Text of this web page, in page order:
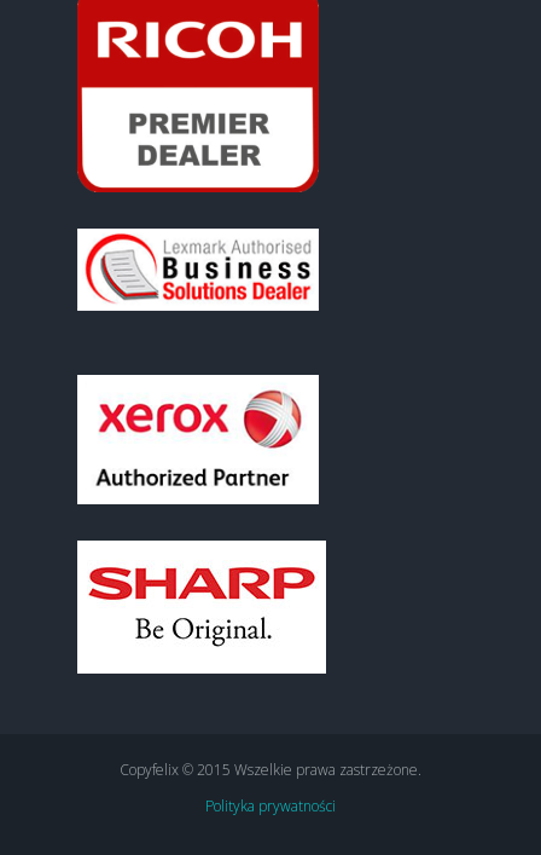
Copyfelix © 2015 Wszelkie prawa zastrzeżone.
Polityka prywatności